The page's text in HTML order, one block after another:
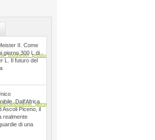
II. Come
giorno 300 L di
L. Il futuro del
Dall'Africa
Ascoli Piceno, il
realmente
di una